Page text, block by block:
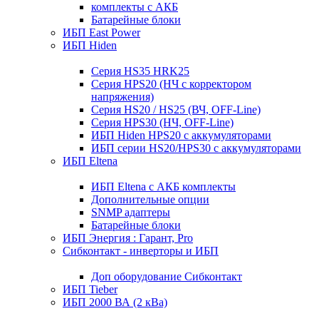
комплекты с АКБ
Батарейные блоки
ИБП East Power
ИБП Hiden
Серия HS35 HRK25
Серия HPS20 (НЧ с корректором
напряжения)
Серия HS20 / HS25 (ВЧ, OFF-Line)
Серия HPS30 (НЧ, OFF-Line)
ИБП Hiden HPS20 с аккумуляторами
ИБП серии HS20/HPS30 с аккумуляторами
ИБП Eltena
ИБП Eltena с АКБ комплекты
Дополнительные опции
SNMP адаптеры
Батарейные блоки
ИБП Энергия : Гарант, Pro
Сибконтакт - инверторы и ИБП
Доп оборудование Сибконтакт
ИБП Tieber
ИБП 2000 ВА (2 кВа)